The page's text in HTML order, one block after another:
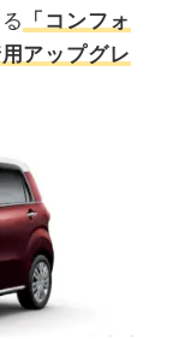
「コンフォ
アップグレ